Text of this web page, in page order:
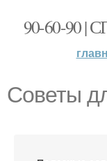
90-60-90
Советы